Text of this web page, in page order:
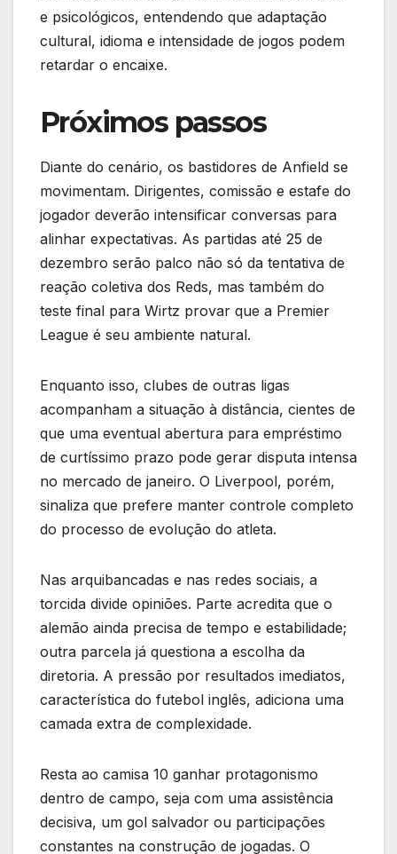
e psicológicos, entendendo que adaptação
cultural, idioma e intensidade de jogos podem
retardar o encaixe.
Próximos passos
Diante do cenário, os bastidores de Anfield se
movimentam. Dirigentes, comissão e estafe do
jogador deverão intensificar conversas para
alinhar expectativas. As partidas até 25 de
dezembro serão palco não só da tentativa de
reação coletiva dos Reds, mas também do
teste final para Wirtz provar que a Premier
League é seu ambiente natural.
Enquanto isso, clubes de outras ligas
acompanham a situação à distância, cientes de
que uma eventual abertura para empréstimo
de curtíssimo prazo pode gerar disputa intensa
no mercado de janeiro. O Liverpool, porém,
sinaliza que prefere manter controle completo
do processo de evolução do atleta.
Nas arquibancadas e nas redes sociais, a
torcida divide opiniões. Parte acredita que o
alemão ainda precisa de tempo e estabilidade;
outra parcela já questiona a escolha da
diretoria. A pressão por resultados imediatos,
característica do futebol inglês, adiciona uma
camada extra de complexidade.
Resta ao camisa 10 ganhar protagonismo
dentro de campo, seja com uma assistência
decisiva, um gol salvador ou participações
constantes na construção de jogadas. O